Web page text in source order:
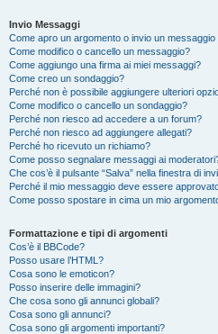
Invio Messaggi
Come apro un argomento o invio un messaggio
Come modifico o cancello un messaggio?
Come aggiungo una firma ai miei messaggi?
Come creo un sondaggio?
Perché non è possibile aggiungere ulteriori
Come modifico o cancello un sondaggio?
Perché non riesco ad accedere a un forum?
Perché non riesco ad aggiungere allegati?
Perché ho ricevuto un richiamo?
Come posso segnalare messaggi ai
Che cos’è il pulsante “Salva” nella finestra di
Perché il mio messaggio deve essere
Come posso spostare in cima un mio
Formattazione e tipi di argomenti
Cos’è il BBCode?
Posso usare l’HTML?
Cosa sono le emoticon?
Posso inserire delle immagini?
Che cosa sono gli annunci globali?
Cosa sono gli annunci?
Cosa sono gli argomenti importanti?